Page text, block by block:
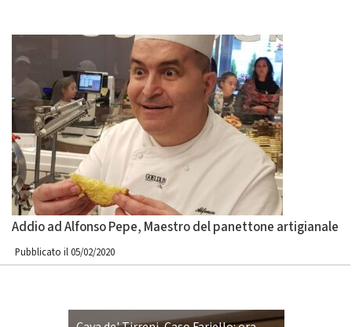
Addio ad Alfonso Pepe, Maestro del panettone artigianale
Pubblicato il 05/02/2020